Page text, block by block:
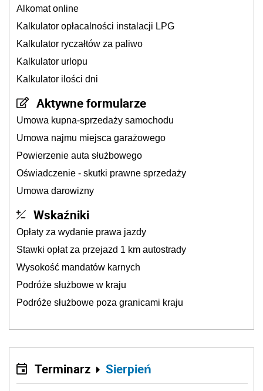
Alkomat online
Kalkulator opłacalności instalacji LPG
Kalkulator ryczałtów za paliwo
Kalkulator urlopu
Kalkulator ilości dni
Aktywne formularze
Umowa kupna-sprzedaży samochodu
Umowa najmu miejsca garażowego
Powierzenie auta służbowego
Oświadczenie - skutki prawne sprzedaży
Umowa darowizny
Wskaźniki
Opłaty za wydanie prawa jazdy
Stawki opłat za przejazd 1 km autostrady
Wysokość mandatów karnych
Podróże służbowe w kraju
Podróże służbowe poza granicami kraju
Terminarz Sierpień